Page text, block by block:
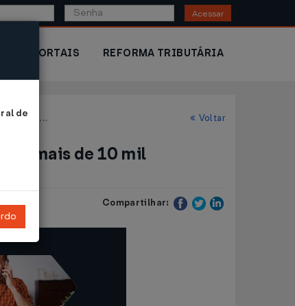
Acessar
PORTAIS REFORMA TRIBUTÁRIA
rurais... Voltar
mais de 10 mil
Compartilhar:
de